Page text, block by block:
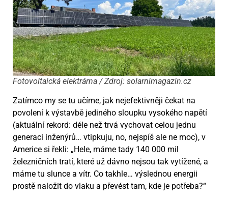
Fotovoltaická elektrárna / Zdroj: solarnimagazin.cz
Zatímco my se tu učíme, jak nejefektivněji čekat na
povolení k výstavbě jediného sloupku vysokého napětí
(aktuální rekord: déle než trvá vychovat celou jednu
generaci inženýrů… vtipkuju, no, nejspíš ale ne moc), v
Americe si řekli: „Hele, máme tady 140 000 mil
železničních tratí, které už dávno nejsou tak vytížené, a
máme tu slunce a vítr. Co takhle… výslednou energii
prostě naložit do vlaku a převést tam, kde je potřeba?“